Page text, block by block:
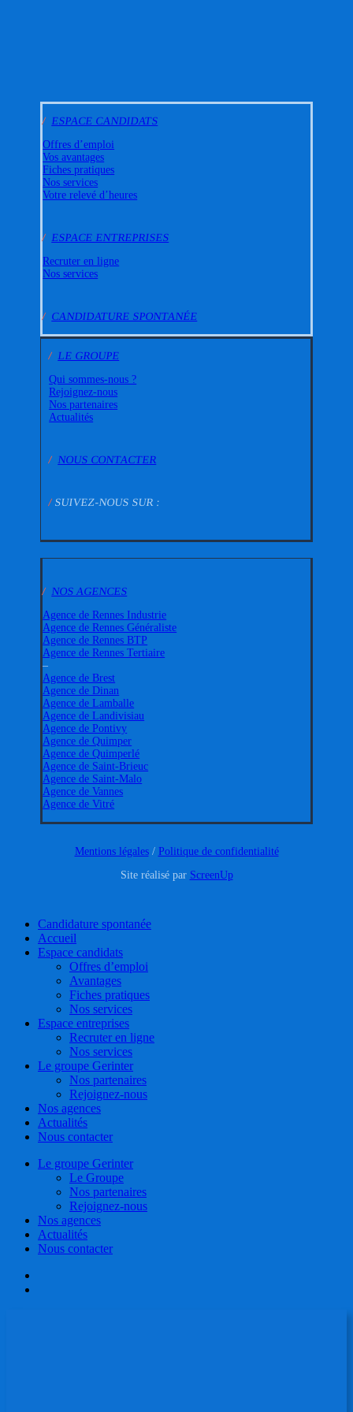
/ ESPACE CANDIDATS
Offres d’emploi
Vos avantages
Fiches pratiques
Nos services
Votre relevé d’heures
/ ESPACE ENTREPRISES
Recruter en ligne
Nos services
/ CANDIDATURE SPONTANÉE
/ LE GROUPE
Qui sommes-nous ?
Rejoignez-nous
Nos partenaires
Actualités
/NOUS CONTACTER
/SUIVEZ-NOUS SUR :
/ NOS AGENCES
Agence de Rennes Industrie
Agence de Rennes Généraliste
Agence de Rennes BTP
Agence de Rennes Tertiaire
–
Agence de Brest
Agence de Dinan
Agence de Lamballe
Agence de Landivisiau
Agence de Pontivy
Agence de Quimper
Agence de Quimperlé
Agence de Saint-Brieuc
Agence de Saint-Malo
Agence de Vannes
Agence de Vitré
Mentions légales/ Politique de confidentialité
Site réalisé par ScreenUp
Close
Menu
Candidature spontanée
Accueil
Espace candidats
Offres d’emploi
Avantages
Fiches pratiques
Nos services
Espace entreprises
Recruter en ligne
Nos services
Le groupe Gerinter
Nos partenaires
Rejoignez-nous
Nos agences
Actualités
Nous contacter
Le groupe Gerinter
Le Groupe
Nos partenaires
Rejoignez-nous
Nos agences
Actualités
Nous contacter